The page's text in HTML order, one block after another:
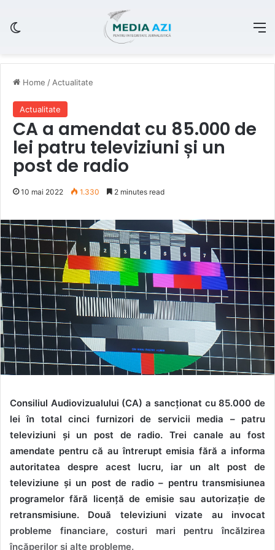
Home / Actualitate
Actualitate
CA a amendat cu 85.000 de
lei patru televiziuni și un
post de radio
10 mai 2022 1.330 2 minutes read
Consiliul Audiovizualului (CA) a sancționat cu 85.000 de
lei în total cinci furnizori de servicii media – patru
televiziuni și un post de radio. Trei canale au fost
amendate pentru că au întrerupt emisia fără a informa
autoritatea despre acest lucru, iar un alt post de
televiziune și un post de radio – pentru transmisiunea
programelor fără licență de emisie sau autorizație de
retransmisiune. Două televiziuni vizate au invocat
probleme financiare, costuri mari pentru încălzirea
încăperilor și alte probleme.